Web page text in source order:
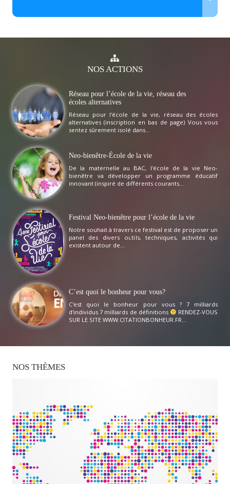
NOSACTIONS
Réseau pour l’école de la vie, réseau des
écoles alternatives
Réseau pour l'école de la vie, réseau des écoles
alternatives (inscription en bas de page) Vous vous
sentez sûrement isolé dans...
Neo-bienêtre-École de la vie
De la maternelle au BAC, l'école de la vie Neo-
bienêtre va développer un programme éducatif
innovant (inspiré de différents courants...
Festival Neo-bienêtre pour l’école de la vie
Notre souhait à travers ce festival est de proposer un
panel des divers outils, techniques, activités qui
existent autour de...
C’est quoi le bonheur pour vous?
C'est quoi le bonheur pour vous ? 7 milliards
d'individus 7 milliards de définitions
RENDEZ-VOUS
SUR LE SITE WWW.CITATIONBONHEUR.FR...
NOS THÈMES